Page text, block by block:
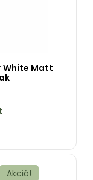
White Matt
Akció!